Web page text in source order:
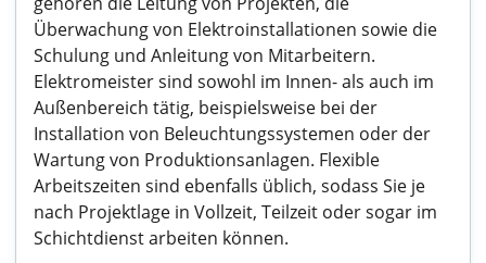
Überwachung von Elektroinstallationen sowie die
Schulung und Anleitung von Mitarbeitern.
Elektromeister sind sowohl im Innen- als auch im
Außenbereich tätig, beispielsweise bei der
Installation von Beleuchtungssystemen oder der
Wartung von Produktionsanlagen. Flexible
Arbeitszeiten sind ebenfalls üblich, sodass Sie je
nach Projektlage in Vollzeit, Teilzeit oder sogar im
Schichtdienst arbeiten können.